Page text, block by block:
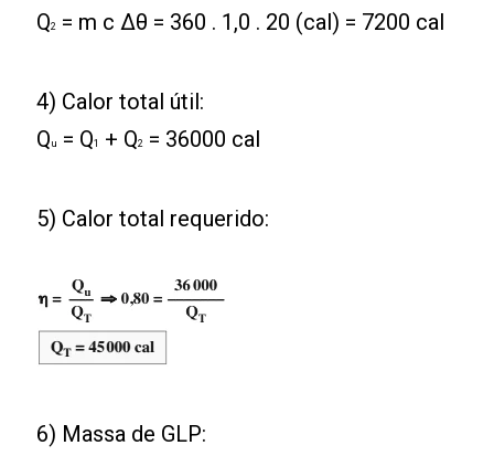
Q2 = m c Δθ = 360 . 1,0 . 20 (cal) = 7200 cal
4) Calor total útil:
Q u = Q1 + Q2 = 36000 cal
5) Calor total requerido:
6) Massa de GLP: